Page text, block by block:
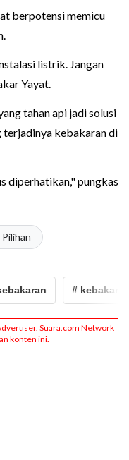
berpotensi memicu
listrik. Jangan
Yayat.
tahan api jadi solusi
terjadinya kebakaran di
diperhatikan," pungkas
Pilihan
# kebakaran